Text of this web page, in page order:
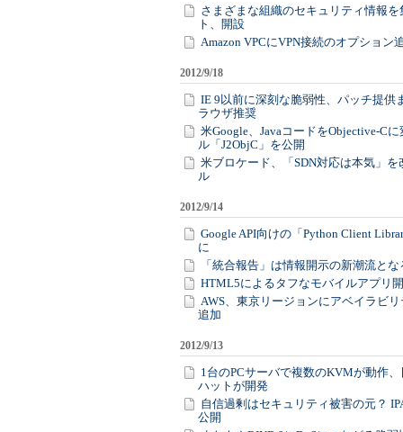
さまざまな組織のセキュリティ情報
ト、開設
Amazon VPCにVPN接続のオプション
2012/9/18
IE 9以前に深刻な脆弱性、パッチ提供
ラウザ推奨
米Google、JavaコードをObjective-C
ル「J2ObjC」を公開
米ブロケード、「SDN対応は本気」を
ル
2012/9/14
Google API向けの「Python Client
に
「統合報告」は情報開示の新潮流とな
HTML5によるタフなモバイルアプリ
AWS、東京リージョンにアベイラビ
追加
2012/9/13
1台のPCサーバで複数のKVMが動作
ハットが開発
自信過剰はセキュリティ被害の元？
公開